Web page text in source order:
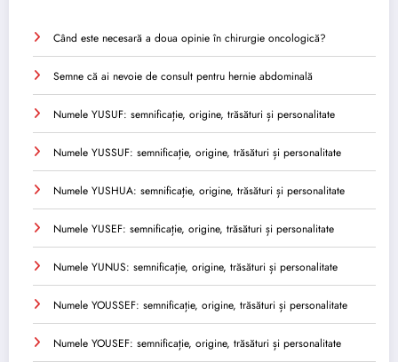
Când este necesară a doua opinie în chirurgie oncologică?
Semne că ai nevoie de consult pentru hernie abdominală
Numele YUSUF: semnificație, origine, trăsături și personalitate
Numele YUSSUF: semnificație, origine, trăsături și personalitate
Numele YUSHUA: semnificație, origine, trăsături și personalitate
Numele YUSEF: semnificație, origine, trăsături și personalitate
Numele YUNUS: semnificație, origine, trăsături și personalitate
Numele YOUSSEF: semnificație, origine, trăsături și personalitate
Numele YOUSEF: semnificație, origine, trăsături și personalitate